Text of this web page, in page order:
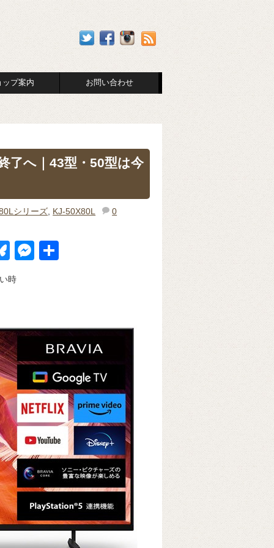
ップ案内 お問い合わせ
了へ｜43型・50型は今
シリーズ KJ-50X80L 0
Bl
u
e
y
M
n
er
時